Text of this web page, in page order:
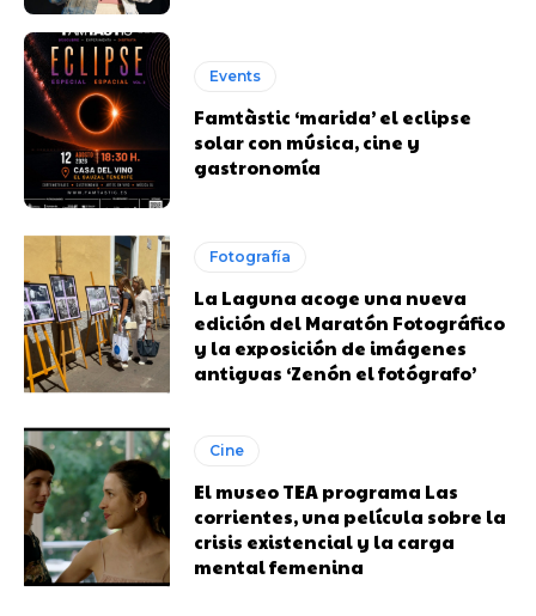
Events
Famtàstic ‘marida’ el eclipse
solar con música, cine y
gastronomía
Fotografía
La Laguna acoge una nueva
edición del Maratón Fotográfico
y la exposición de imágenes
antiguas ‘Zenón el fotógrafo’
Cine
El museo TEA programa Las
corrientes, una película sobre la
crisis existencial y la carga
mental femenina